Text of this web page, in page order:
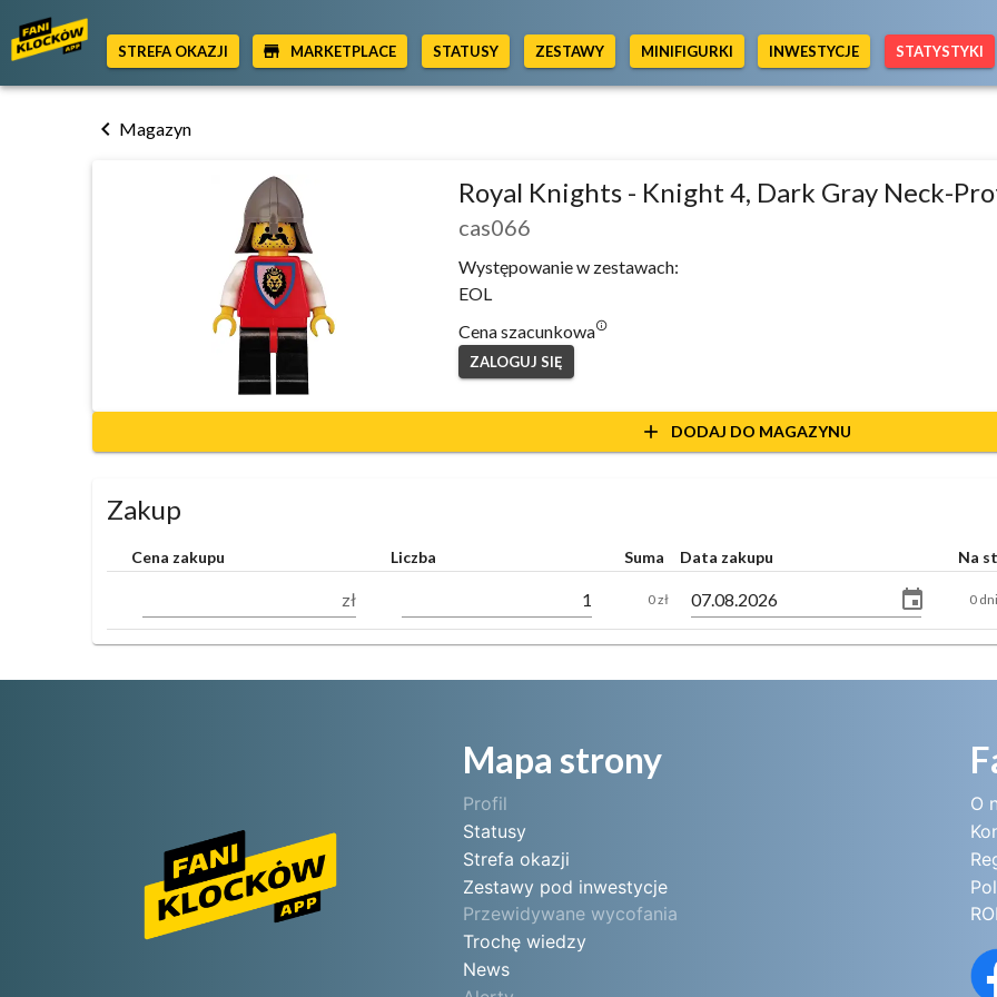
STREFA OKAZJI MARKETPLACE STATUSY ZESTAWY MINIFIGURKI INWESTYCJE STATYSTYKI
chevron_left Magazyn
Royal Knights - Knight 4, Dark Gray Neck-
cas066
Występowanie w zestawach:
EOL
Cena szacunkowainfo_outlined
ZALOGUJ SIĘ
add DODAJ DO MAGAZYNU
Zakup
Cena zakupu Liczba Suma Data zakupu Na
zł 0 zł 0 dni
Mapa strony
Profil
Statusy
Strefa okazji
Zestawy pod inwestycje
Przewidywane wycofania
Trochę wiedzy
News
O